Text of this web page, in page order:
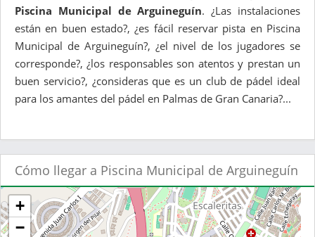
Piscina Municipal de Arguineguín. ¿Las instalaciones
están en buen estado?, ¿es fácil reservar pista en Piscina
Municipal de Arguineguín?, ¿el nivel de los jugadores se
corresponde?, ¿los responsables son atentos y prestan un
buen servicio?, ¿consideras que es un club de pádel ideal
para los amantes del pádel en Palmas de Gran Canaria?...
Cómo llegar a Piscina Municipal de Arguineguín
+
−